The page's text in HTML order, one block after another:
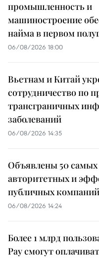
промышленность и
машиностроение
найма в первом
06/08/2026 18:00
Вьетнам и Китай
сотрудничество по
трансграничных
заболеваний
06/08/2026 14:35
Объявлены 50 самых
авторитетных и
публичных компаний
06/08/2026 14:24
Более 1 млрд
Pay смогут